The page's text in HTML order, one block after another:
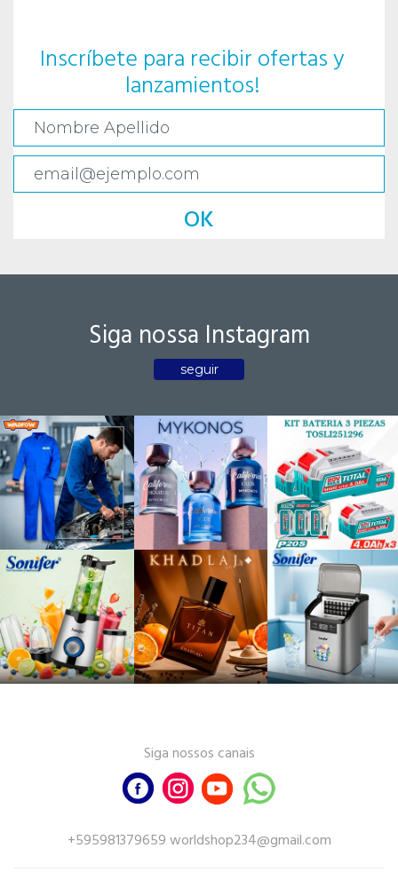
Inscríbete para recibir ofertas y
lanzamientos!
OK
Siga nossa Instagram
seguir
Siga nossos canais
+595981379659 worldshop234@gmail.com